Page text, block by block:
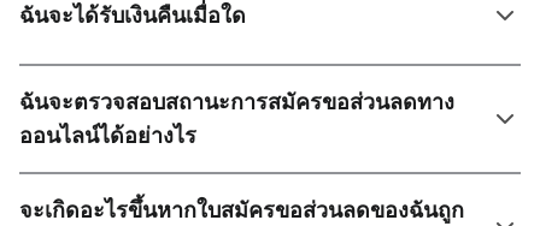
ฉันจะได้รับเงินคืนเมื่อใด
ฉันจะตรวจสอบสถานะการสมัครขอส่วนลดทาง
ออนไลน์ได้อย่างไร
จะเกิดอะไรขึ้นหากใบสมัครขอส่วนลดของฉันถูก